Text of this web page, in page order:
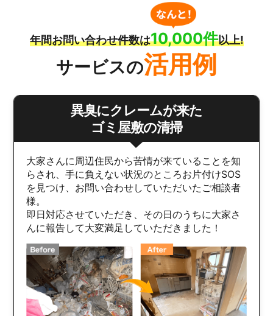
年間お問い合わせ件数は10,000件以上!
サービスの活用例
異臭にクレームが来た
ゴミ屋敷の清掃
大家さんに周辺住民から苦情が来ていることを知
らされ、手に負えない状況のところお片付けSOS
を見つけ、お問い合わせしていただいたご相談者
様。
即日対応させていただき、その日のうちに大家さ
んに報告して大変満足していただきました！